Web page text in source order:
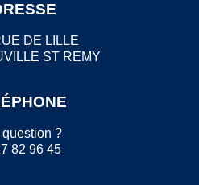
DE LILLE
ST REMY
question ?
82 96 45